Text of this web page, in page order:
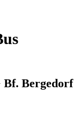
Bf. Bergedorf